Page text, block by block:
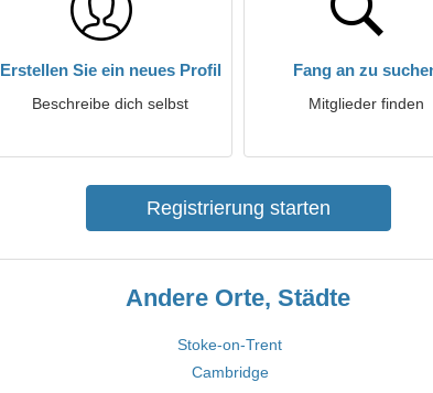
Erstellen Sie ein neues Profil
Beschreibe dich selbst
Fang an zu
Mitglieder finden
Registrierung starten
Andere Orte, Städte
Stoke-on-Trent
Cambridge